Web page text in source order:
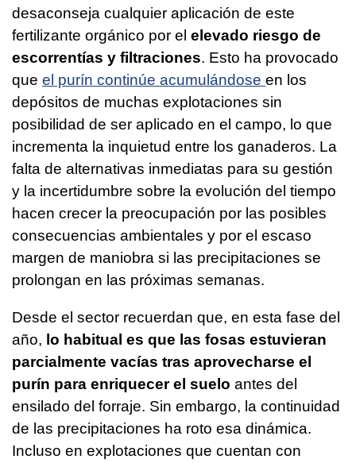
desaconseja cualquier aplicación de este
fertilizante orgánico por el elevado riesgo de
escorrentías y filtraciones. Esto ha provocado
que el purín continúe acumulándose en los
depósitos de muchas explotaciones sin
posibilidad de ser aplicado en el campo, lo que
incrementa la inquietud entre los ganaderos. La
falta de alternativas inmediatas para su gestión
y la incertidumbre sobre la evolución del tiempo
hacen crecer la preocupación por las posibles
consecuencias ambientales y por el escaso
margen de maniobra si las precipitaciones se
prolongan en las próximas semanas.
Desde el sector recuerdan que, en esta fase del
año, lo habitual es que las fosas estuvieran
parcialmente vacías tras aprovecharse el
purín para enriquecer el suelo antes del
ensilado del forraje. Sin embargo, la continuidad
de las precipitaciones ha roto esa dinámica.
Incluso en explotaciones que cuentan con